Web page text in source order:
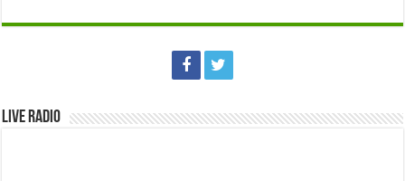
Live Radio